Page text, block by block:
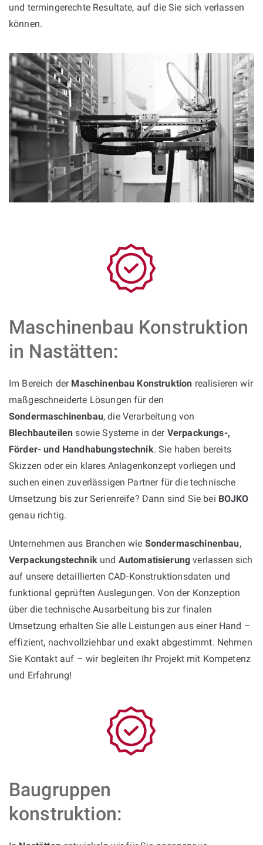
und termingerechte Resultate, auf die Sie sich verlassen
können.
Maschinenbau Konstruktion
in Nastätten:
Im Bereich der Maschinenbau Konstruktion realisieren wir
maßgeschneiderte Lösungen für den
Sondermaschinenbau, die Verarbeitung von
Blechbauteilen sowie Systeme in der Verpackungs-,
Förder- und Handhabungstechnik. Sie haben bereits
Skizzen oder ein klares Anlagenkonzept vorliegen und
suchen einen zuverlässigen Partner für die technische
Umsetzung bis zur Serienreife? Dann sind Sie bei BOJKO
genau richtig.
Unternehmen aus Branchen wie Sondermaschinenbau,
Verpackungstechnikund Automatisierung verlassen sich
auf unsere detaillierten CAD-Konstruktionsdaten und
funktional geprüften Auslegungen. Von der Konzeption
über die technische Ausarbeitung bis zur finalen
Umsetzung erhalten Sie alle Leistungen aus einer Hand –
effizient, nachvollziehbar und exakt abgestimmt. Nehmen
Sie Kontakt auf – wir begleiten Ihr Projekt mit Kompetenz
und Erfahrung!
Baugruppen
konstruktion: